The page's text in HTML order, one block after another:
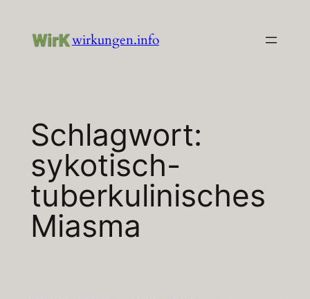
Inhalt
wirkungen.info
Schlagwort:
sykotisch-
tuberkulinisches
Miasma